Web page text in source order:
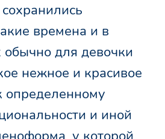
времена и в
обычно для девочки
нежное и красивое
определенному
и иной